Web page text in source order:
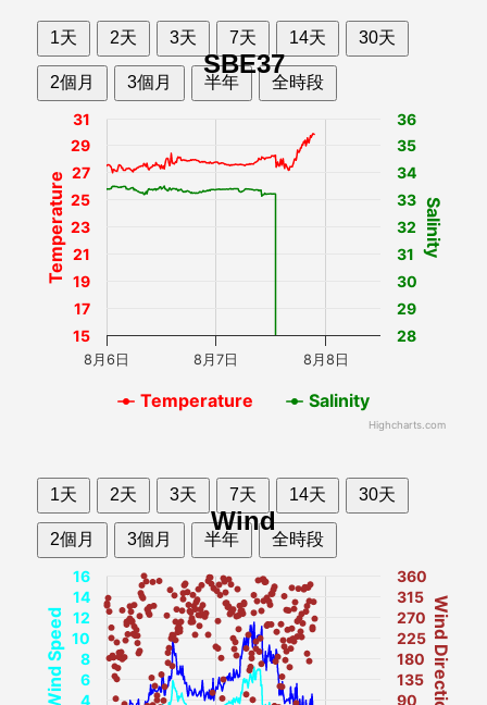
1天 2天 3天 7天 14天 30天
2個月 3個月 半年 全時段
SBE37
Temperature Salinity
Temperature Salinity
8月6日 8月7日 8月8日
15
17
19
21
23
25
27
29
31
28
29
30
31
32
33
34
35
36
Highcharts.com
1天 2天 3天 7天 14天 30天
2個月 3個月 半年 全時段
Wind
Wind Speed Wind Direction
4
6
8
10
12
14
16
90
135
180
225
270
315
360